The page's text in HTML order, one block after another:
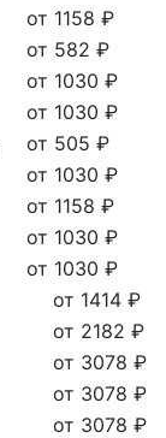
от 1158 ₽
от 582 ₽
от 1030 ₽
от 1030 ₽
от 505 ₽
от 1030 ₽
от 1158 ₽
от 1030 ₽
от 1030 ₽
от 1414 ₽
от 2182 ₽
от 3078 ₽
от 3078 ₽
от 3078 ₽